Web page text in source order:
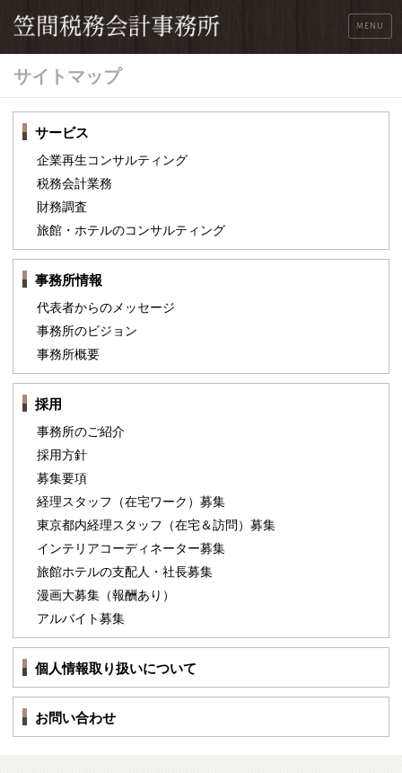
MENU
サイトマップ
サービス
企業再生コンサルティング
税務会計業務
財務調査
旅館・ホテルのコンサルティング
事務所情報
代表者からのメッセージ
事務所のビジョン
事務所概要
採用
事務所のご紹介
採用方針
募集要項
経理スタッフ（在宅ワーク）募集
東京都内経理スタッフ（在宅＆訪問）募集
インテリアコーディネーター募集
旅館ホテルの支配人・社長募集
漫画大募集（報酬あり）
アルバイト募集
個人情報取り扱いについて
お問い合わせ